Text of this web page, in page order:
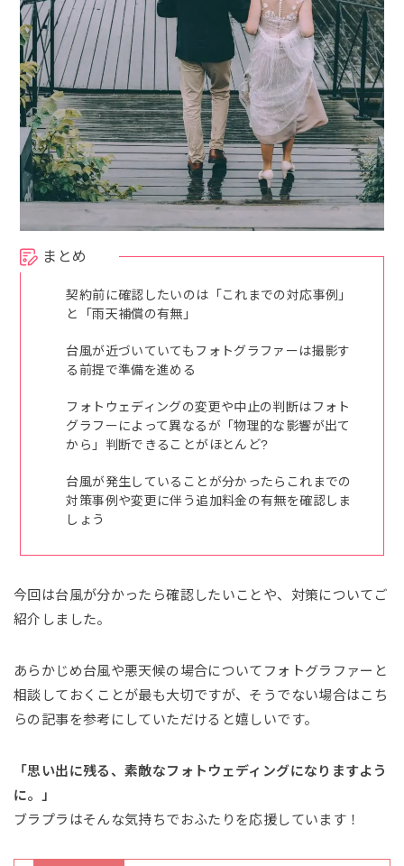
まとめ
契約前に確認したいのは「これまでの対応事例」
と「雨天補償の有無」
台風が近づいていてもフォトグラファーは撮影す
る前提で準備を進める
フォトウェディングの変更や中止の判断はフォト
グラフーによって異なるが「物理的な影響が出て
から」判断できることがほとんど?
台風が発生していることが分かったらこれまでの
対策事例や変更に伴う追加料金の有無を確認しま
しょう
今回は台風が分かったら確認したいことや、対策についてご
紹介しました。
あらかじめ台風や悪天候の場合についてフォトグラファーと
相談しておくことが最も大切ですが、そうでない場合はこち
らの記事を参考にしていただけると嬉しいです。
「思い出に残る、素敵なフォトウェディングになりますよう
に。」
ブラプラはそんな気持ちでおふたりを応援しています！